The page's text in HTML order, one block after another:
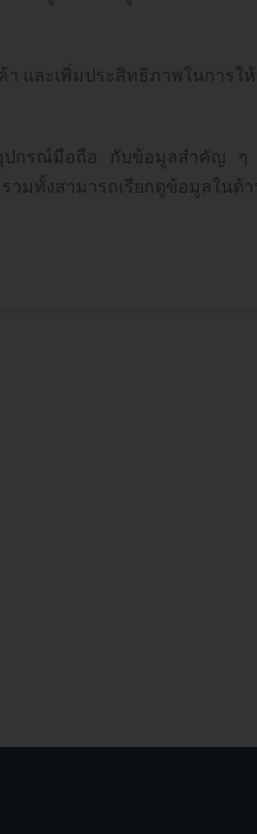
และเพิ่มประสิทธิภาพในการใ
ปกรณ์มือถือ กับข้อมูลสำคัญ ๆ
มทั้งสามารถเรียกดูข้อมูลในด้